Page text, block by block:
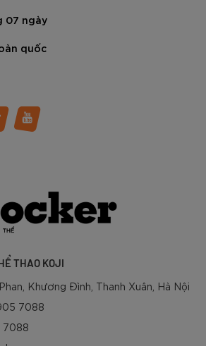
07 ngày
quốc
THAO KOJI
Khương Đình, Thanh Xuân, Hà Nội
7088
7088